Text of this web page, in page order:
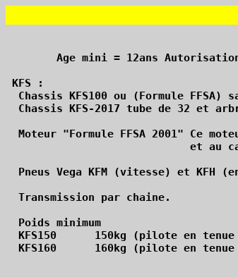
KFS :
Chassis KFS100 ou (Formule FFSA)
Chassis KFS-2017 tube de 32 et
Moteur "Formule FFSA 2001" Ce
et au
Pneus Vega KFM (vitesse) et KFH
  Transmission par chaine.
  Poids minimum
KFS150      150kg (pilote en
KFS160      160kg (pilote en